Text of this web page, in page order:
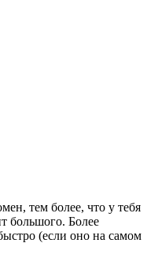
тем более, что у тебя
большого. Более
(если оно на самом